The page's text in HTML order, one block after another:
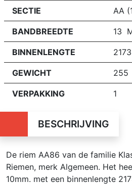
SECTIE AA
BANDBREEDTE 13
BINNENLENGTE
GEWICHT 255
VERPAKKING 1
BESCHRIJVING
De riem AA86 van de familie
Riemen, merk Algemeen. Het
10mm. met een binnenlengte